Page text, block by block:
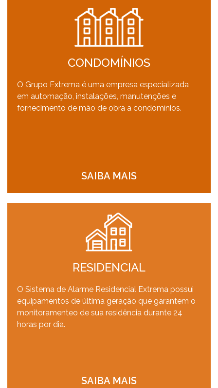
CONDOMÍNIOS
O Grupo Extrema é uma empresa especializada
em automação, instalações, manutenções e
fornecimento de mão de obra a condomínios.
SAIBA MAIS
RESIDENCIAL
O Sistema de Alarme Residencial Extrema possui
equipamentos de última geração que garantem o
monitoramenteo de sua residência durante 24
horas por dia.
SAIBA MAIS